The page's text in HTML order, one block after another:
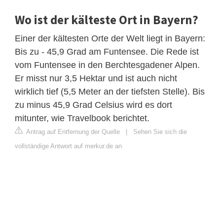
Wo ist der kälteste Ort in Bayern?
Einer der kältesten Orte der Welt liegt in Bayern:
Bis zu - 45,9 Grad am Funtensee. Die Rede ist
vom Funtensee in den Berchtesgadener Alpen.
Er misst nur 3,5 Hektar und ist auch nicht
wirklich tief (5,5 Meter an der tiefsten Stelle). Bis
zu minus 45,9 Grad Celsius wird es dort
mitunter, wie Travelbook berichtet.
Antrag auf Entfernung der Quelle
Sehen Sie sich die
vollständige Antwort auf merkur.de an